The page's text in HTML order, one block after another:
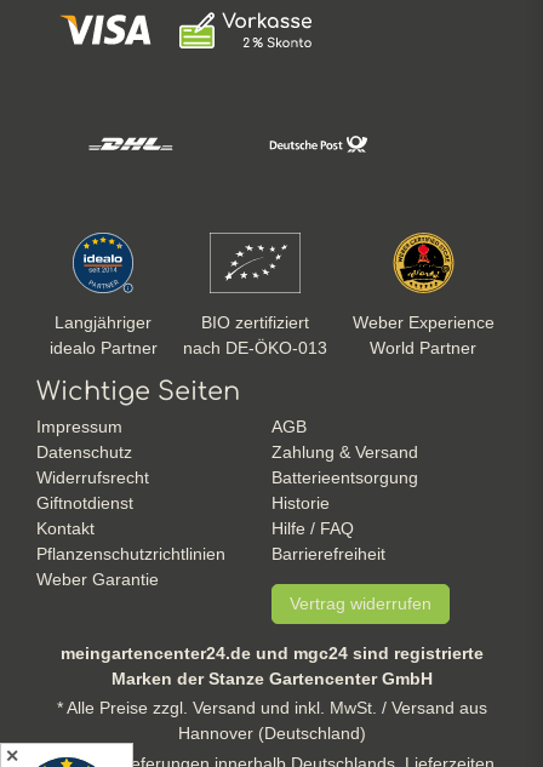
Langjähriger
idealo Partner
BIO zertifiziert
nach DE-ÖKO-013
Weber Experience
World Partner
Wichtige Seiten
Impressum
AGB
Datenschutz
Zahlung & Versand
Widerrufsrecht
Batterieentsorgung
Giftnotdienst
Historie
Kontakt
Hilfe / FAQ
Pflanzenschutzrichtlinien
Barrierefreiheit
Weber Garantie
Vertrag widerrufen
meingartencenter24.de und mgc24 sind registrierte
Marken der Stanze Gartencenter GmbH
* Alle Preise zzgl. Versand und inkl. MwSt. / Versand aus
Hannover (Deutschland)
** gilt für Lieferungen innerhalb Deutschlands, Lieferzeiten
✕